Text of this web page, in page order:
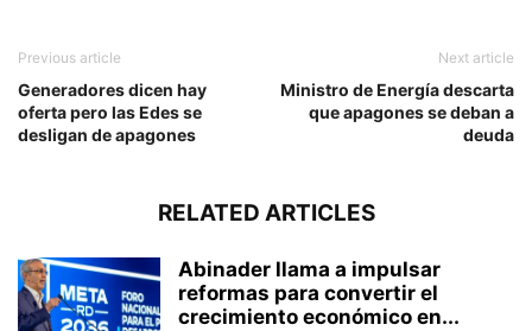
Previous article
Generadores dicen hay
oferta pero las Edes se
desligan de apagones
Next article
Ministro de Energía descarta
que apagones se deban a
deuda
RELATED ARTICLES
Abinader llama a impulsar
reformas para convertir el
crecimiento económico en...